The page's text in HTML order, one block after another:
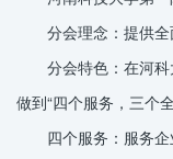
分会理念：提供全
分会特色：在河科
做到“四个服务，三个全
四个服务：服务企